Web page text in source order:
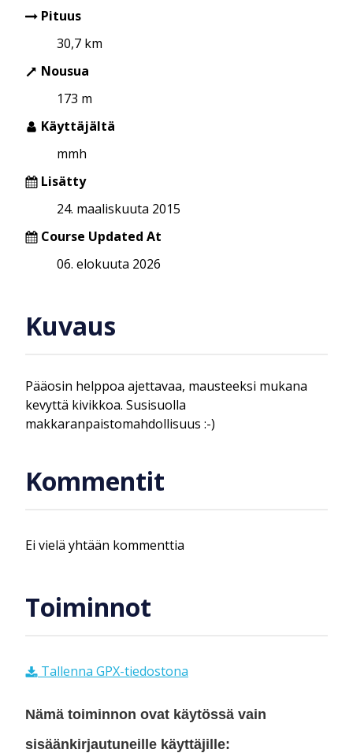
Pituus
30,7 km
Nousua
173 m
Käyttäjältä
mmh
Lisätty
24. maaliskuuta 2015
Course Updated At
06. elokuuta 2026
Kuvaus
Pääosin helppoa ajettavaa, mausteeksi mukana
kevyttä kivikkoa. Susisuolla
makkaranpaistomahdollisuus :-)
Kommentit
Ei vielä yhtään kommenttia
Toiminnot
Tallenna GPX-tiedostona
Nämä toiminnon ovat käytössä vain
sisäänkirjautuneille käyttäjille: